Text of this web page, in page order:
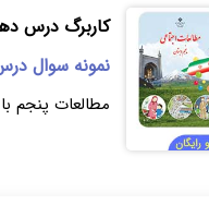
کاربرگ درس
نمونه سوال
مطالعات پنجم